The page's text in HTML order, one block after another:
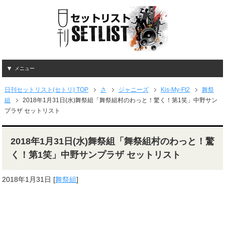
メニュー
日刊セットリスト(セトリ) TOP さ ジャニーズ Kis-My-Ft2
舞祭
組
2018年1月31日(水)舞祭組「舞祭組村のわっと！驚く！第1笑」中野サン
プラザ セットリスト
2018年1月31日(水)舞祭組「舞祭組村のわっと！驚
く！第1笑」中野サンプラザ セットリスト
2018年1月31日 [舞祭組]